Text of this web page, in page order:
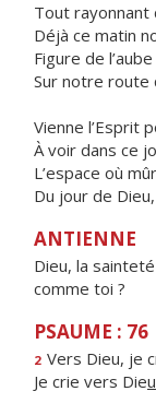
Tout rayonnant
Déjà ce matin
Figure de
Sur notre route
Vienne l’Esprit
À voir dans ce
L’espace où
Du jour de
ANTIENNE
Dieu, la
comme toi ?
PSAUME : 76
2 Vers Dieu, je
Je crie vers Dieu